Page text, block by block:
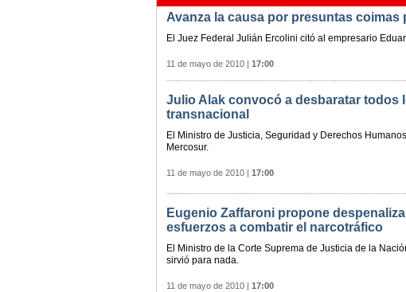
AMIA quedó radicada ante el Juez Daniel RafecasAvanza la causa por presuntas
El Juez Federal Julián Ercolini citó al empresario
11 de mayo de 2010| 17:00
Julio Alak convocó a desbaratar todos
transnacional
El Ministro de Justicia, Seguridad y Derechos
Mercosur.
11 de mayo de 2010| 17:00
Eugenio Zaffaroni propone
esfuerzos a combatir el narcotráfico
El Ministro de la Corte Suprema de Justicia de la
sirvió para nada.
11 de mayo de 2010| 17:00